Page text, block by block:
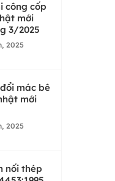
công cốp
mới
3/2025
2025
mác bê
mới
2025
nối thép